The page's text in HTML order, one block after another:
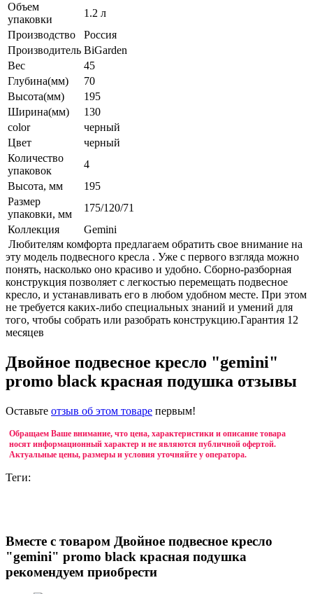
Объем
упаковки
1.2 л
Производство
Россия
Производитель BiGarden
Вес
45
Глубина(мм)
70
Высота(мм)
195
Ширина(мм)
130
color
черный
Цвет
черный
Количество
упаковок
4
Высота, мм
195
Размер
упаковки, мм
175/120/71
Коллекция
Gemini
Любителям комфорта предлагаем обратить свое внимание на
эту модель подвесного кресла . Уже с первого взгляда можно
понять, насколько оно красиво и удобно. Сборно-разборная
конструкция позволяет с легкостью перемещать подвесное
кресло, и устанавливать его в любом удобном месте. При этом
не требуется каких-либо специальных знаний и умений для
того, чтобы собрать или разобрать конструкцию.Гарантия 12
месяцев
Двойное подвесное кресло "gemini"
promo black красная подушка отзывы
Оставьте отзыв об этом товаре первым!
Обращаем Ваше внимание, что цена, характеристики и описание товара
носят информационный характер и не являются публичной офертой.
Актуальные цены, размеры и условия уточняйте у оператора.
Теги:
Вместе с товаром Двойное подвесное кресло
"gemini" promo black красная подушка
рекомендуем приобрести